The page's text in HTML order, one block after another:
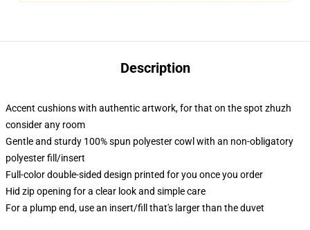
Description
Accent cushions with authentic artwork, for that on the spot zhuzh
consider any room
Gentle and sturdy 100% spun polyester cowl with an non-obligatory
polyester fill/insert
Full-color double-sided design printed for you once you order
Hid zip opening for a clear look and simple care
For a plump end, use an insert/fill that's larger than the duvet